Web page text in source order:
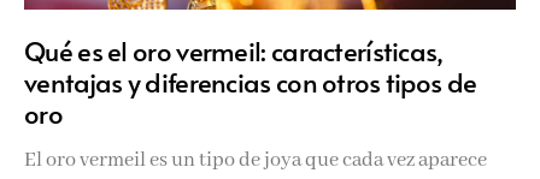
Qué es el oro vermeil: características,
ventajas y diferencias con otros tipos de
oro
El oro vermeil es un tipo de joya que cada vez aparece